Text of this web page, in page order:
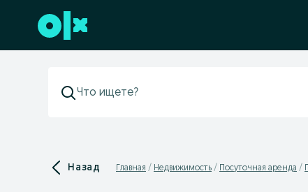
Перейти к нижнему колонтитулу
Назад Главная Недвижимость Посуточная аренда